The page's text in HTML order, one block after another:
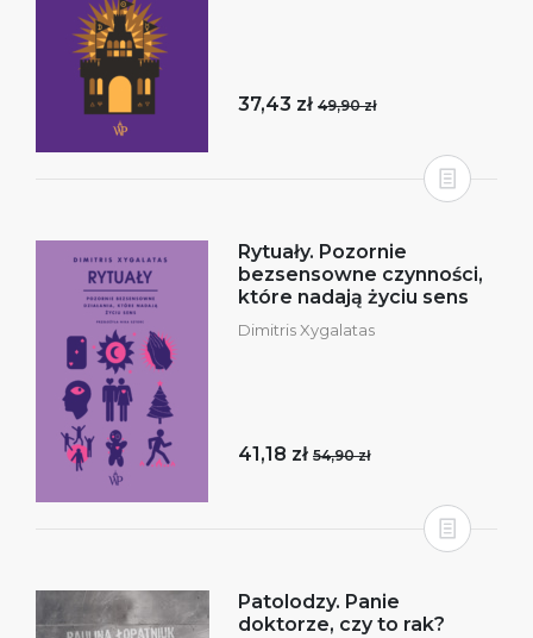
37,43 zł 49,90 zł
Rytuały. Pozornie
bezsensowne czynności,
które nadają życiu sens
Dimitris Xygalatas
41,18 zł 54,90 zł
Patolodzy. Panie
doktorze, czy to rak?